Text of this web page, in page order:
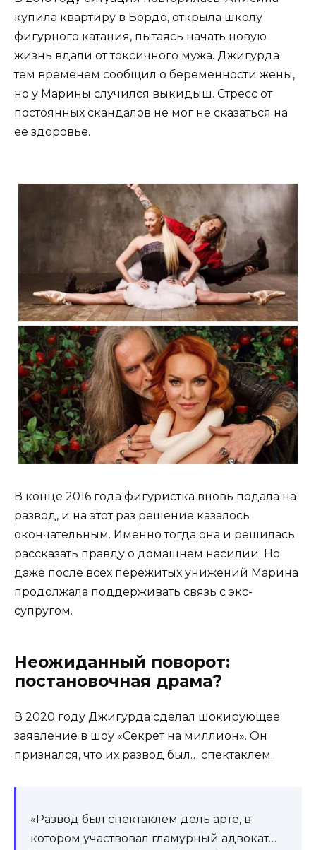
купила квартиру в Бордо, открыла школу
фигурного катания, пытаясь начать новую
жизнь вдали от токсичного мужа. Джигурда
тем временем сообщил о беременности жены,
но у Марины случился выкидыш. Стресс от
постоянных скандалов не мог не сказаться на
ее здоровье.
В конце 2016 года фигуристка вновь подала на
развод, и на этот раз решение казалось
окончательным. Именно тогда она и решилась
рассказать правду о домашнем насилии. Но
даже после всех пережитых унижений Марина
продолжала поддерживать связь с экс-
супругом.
Неожиданный поворот:
постановочная драма?
В 2020 году Джигурда сделал шокирующее
заявление в шоу «Секрет на миллион». Он
признался, что их развод был… спектаклем.
«Развод был спектаклем дель арте, в
котором участвовал гламурный адвокат…